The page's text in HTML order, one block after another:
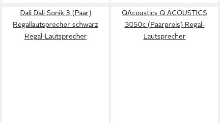
Dali Dali Sonik 3 (Paar)
Regallautsprecher schwarz
Regal-Lautsprecher
QAcoustics Q ACOUSTICS
3050c (Paarpreis) Regal-
Lautsprecher